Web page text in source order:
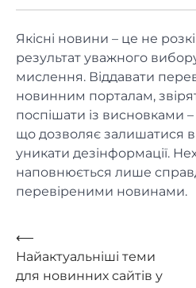
Якісні новини – це не
результат уважного
мислення. Віддавати
новинним порталам,
поспішати із висновками
що дозволяє залишатися в
уникати дезінформації.
наповнюється лише
перевіреними новинами.
Навигация
по
⟵
Найактуальніші теми
для новинних сайтів у